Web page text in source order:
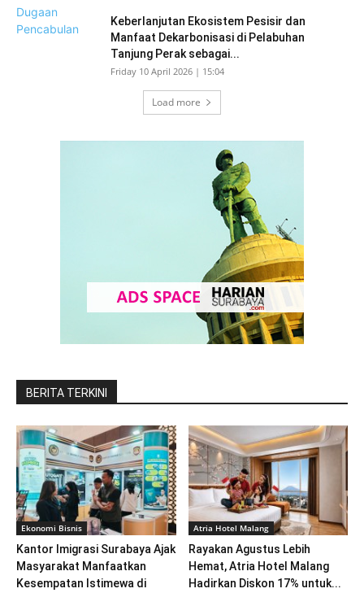
Keberlanjutan Ekosistem Pesisir dan
Manfaat Dekarbonisasi di Pelabuhan
Tanjung Perak sebagai...
Friday 10 April 2026 | 15:04
Load more
BERITA TERKINI
Ekonomi Bisnis
Kantor Imigrasi Surabaya Ajak
Masyarakat Manfaatkan
Kesempatan Istimewa di
Atria Hotel Malang
Rayakan Agustus Lebih
Hemat, Atria Hotel Malang
Hadirkan Diskon 17% untuk...